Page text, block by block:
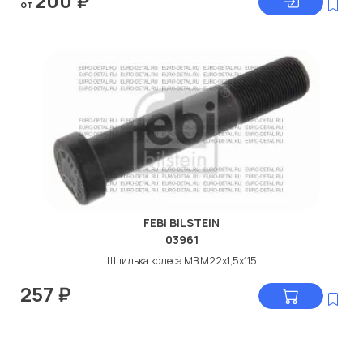
от
FEBI BILSTEIN
03961
Шпилька колеса МВ М22x1,5x115
257 ₽